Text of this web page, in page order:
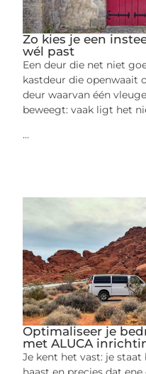
Zo kies je een
wél past
Een deur die net niet
kastdeur die openwaait
deur waarvan één
beweegt: vaak ligt het
...
Optimaliseer je
met ALUCA
Je kent het vast: je